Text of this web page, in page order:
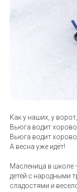
Как у наших, у ворот,
Вьюга водит
Вьюга водит
А весна уже идёт!
Масленица в школе
детей с народными
сладостями и